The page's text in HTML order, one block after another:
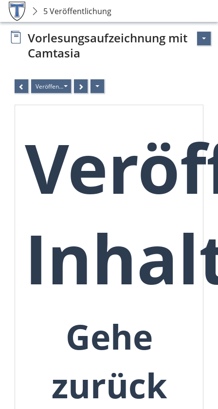
5 Veröffentlichung
Vorlesungsaufzeichnung mit
Camtasia
Veröffentlichung
Gehe
zurück